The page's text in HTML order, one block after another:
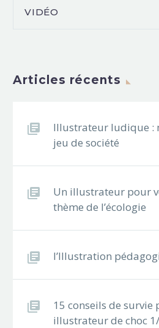
VIDÉO
Articles récents
Illustrateur ludique :
jeu de société
Un illustrateur pour
thème de l’écologie
l’Illustration
15 conseils de survie
illustrateur de choc